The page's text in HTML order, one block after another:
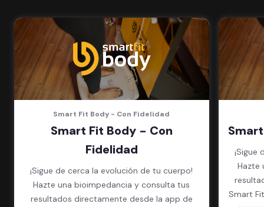
en cada sede)
Acceso a todas las áreas de la
sede
Smart Fit Body - Con Fidelidad
Smart Fit Body - Con
Fidelidad
¡Sigue de cerca la evolución de tu cuerpo!
Hazte una bioimpedancia y consulta tus
resultados directamente desde la app de
¡Sigue
Hazte
Smart